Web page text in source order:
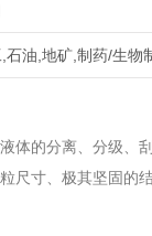
石油,地矿,制药/生物
体的分离、分级、
尺寸、极其坚固的